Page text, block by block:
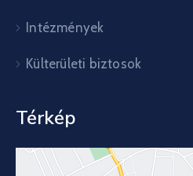
Intézmények
Külterületi biztosok
Térkép